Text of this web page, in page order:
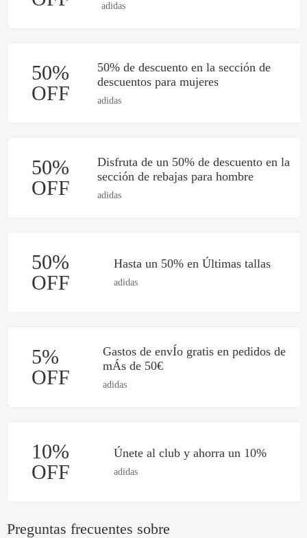
adidas
50%
OFF
50% de descuento en la sección de
descuentos para mujeres
adidas
50%
OFF
Disfruta de un 50% de descuento en la
sección de rebajas para hombre
adidas
50%
OFF
Hasta un 50% en Últimas tallas
adidas
5%
OFF
Gastos de envÍo gratis en pedidos de
mÁs de 50€
adidas
10%
OFF
Únete al club y ahorra un 10%
adidas
Preguntas frecuentes sobre